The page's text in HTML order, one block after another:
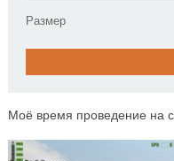
Размер
Моё время проведение на